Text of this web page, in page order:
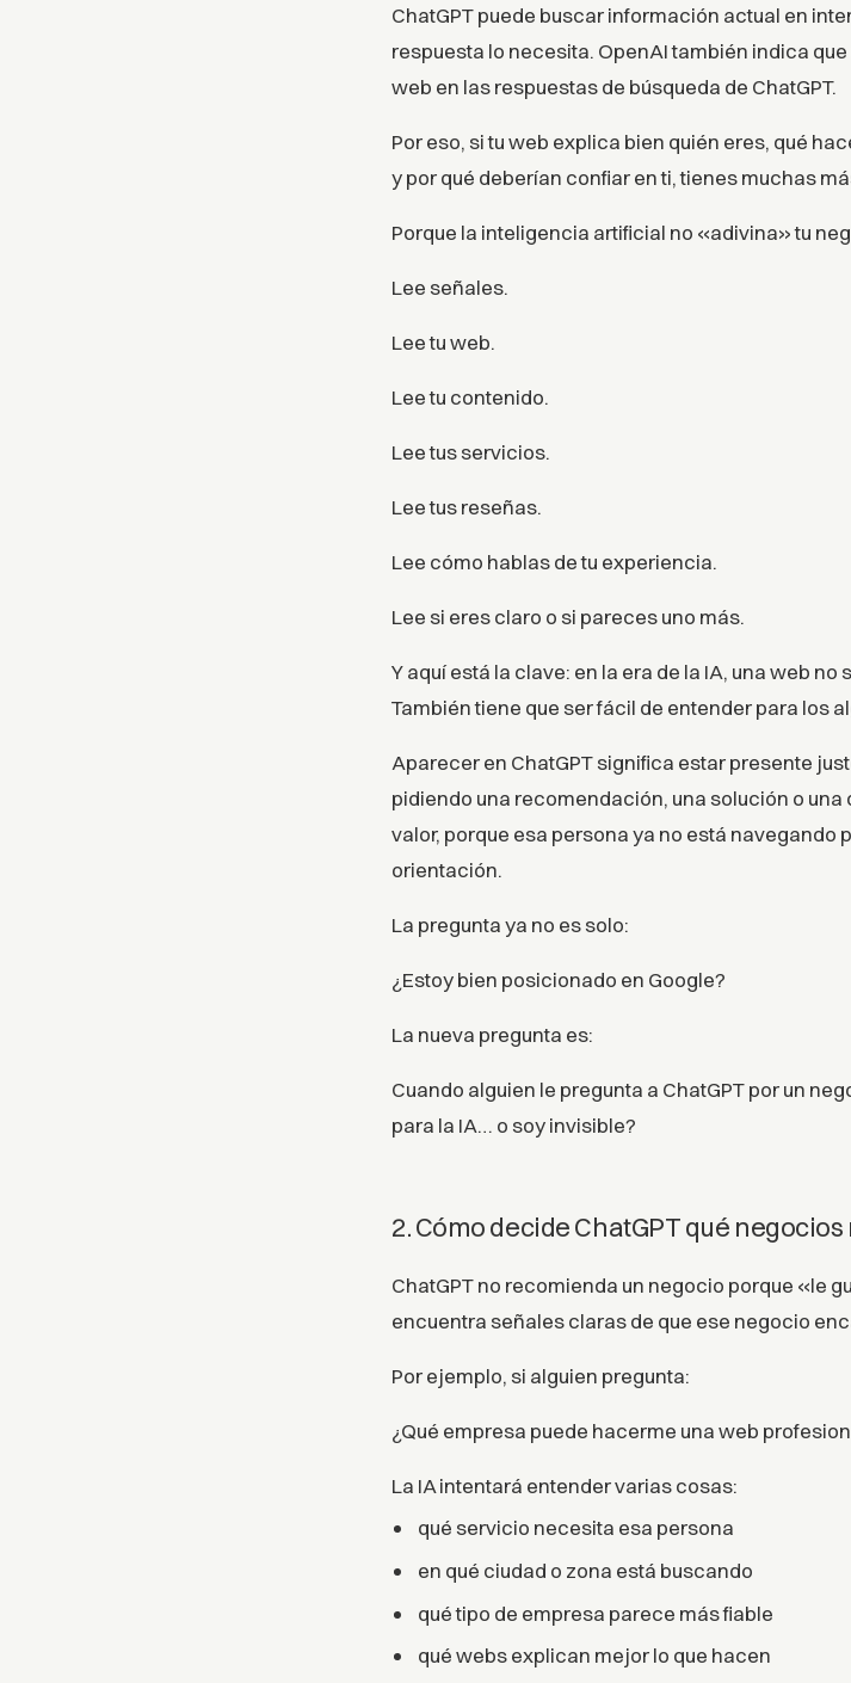
ChatGPT puede buscar información actual en
respuesta lo necesita. OpenAI también indica
web en las respuestas de búsqueda de ChatGPT.
Por eso, si tu web explica bien quién eres, qué
y por qué deberían confiar en ti, tienes muchas
Porque la inteligencia artificial no «adivina» tu
Lee señales.
Lee tu web.
Lee tu contenido.
Lee tus servicios.
Lee tus reseñas.
Lee cómo hablas de tu experiencia.
Lee si eres claro o si pareces uno más.
Y aquí está la clave: en la era de la IA, una web
También tiene que ser fácil de entender para los
Aparecer en ChatGPT significa estar presente
pidiendo una recomendación, una solución o
valor, porque esa persona ya no está navegando
orientación.
La pregunta ya no es solo:
¿Estoy bien posicionado en Google?
La nueva pregunta es:
Cuando alguien le pregunta a ChatGPT por un
para la IA… o soy invisible?
2. Cómo decide ChatGPT qué
ChatGPT no recomienda un negocio porque «le
encuentra señales claras de que ese negocio
Por ejemplo, si alguien pregunta:
¿Qué empresa puede hacerme una web
La IA intentará entender varias cosas:
qué servicio necesita esa persona
en qué ciudad o zona está buscando
qué tipo de empresa parece más fiable
qué webs explican mejor lo que hacen